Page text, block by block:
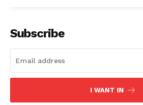
Subscribe
I WANT IN